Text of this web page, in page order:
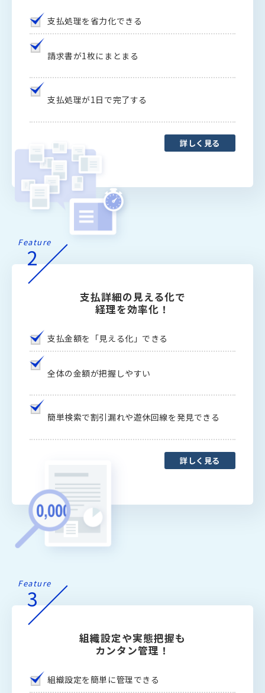
支払処理を省力化できる
請求書が1枚にまとまる
支払処理が1日で完了する
詳しく見る
Feature
2
支払詳細の見える化で
経理を効率化！
支払金額を「見える化」できる
全体の金額が把握しやすい
簡単検索で割引漏れや遊休回線を発見できる
詳しく見る
Feature
3
組織設定や実態把握も
カンタン管理！
組織設定を簡単に管理できる